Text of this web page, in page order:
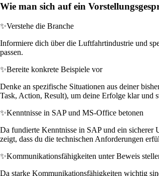
Wie man sich auf ein
✨Verstehe die Branche
Informiere dich über die Luftfahrtindustrie und
passen.
✨Bereite konkrete Beispiele vor
Denke an spezifische Situationen aus deiner
Task, Action, Result), um deine Erfolge klar und
✨Kenntnisse in SAP und MS-Office betonen
Da fundierte Kenntnisse in SAP und ein sicherer
zeigt, dass du die technischen Anforderungen
✨Kommunikationsfähigkeiten unter Beweis
Da starke Kommunikationsfähigkeiten wichtig